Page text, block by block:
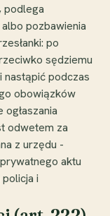
podlega
pozbawienia
po
sędziemu
nastąpić podczas
obowiązków
odwetem za
z urzędu -
aktu
i